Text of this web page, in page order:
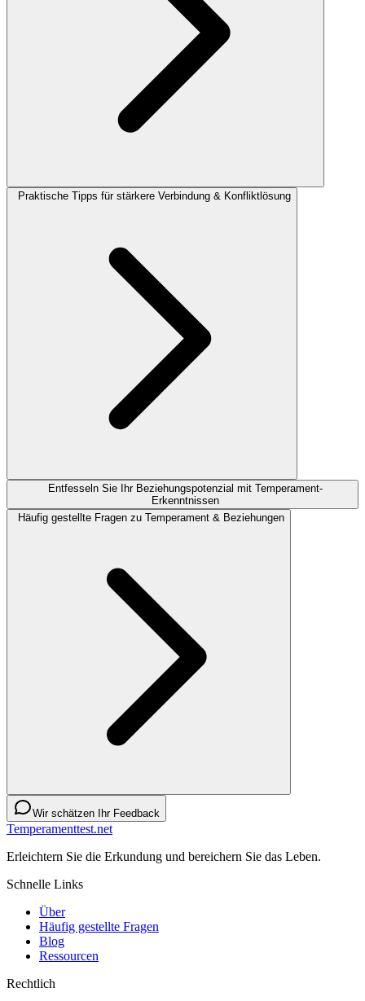
Praktische Tipps für stärkere Verbindung & Konfliktlösung
Entfesseln Sie Ihr Beziehungspotenzial mit Temperament-
Erkenntnissen
Häufig gestellte Fragen zu Temperament & Beziehungen
Wir schätzen Ihr Feedback
Temperamenttest.net
Erleichtern Sie die Erkundung und bereichern Sie das Leben.
Schnelle Links
Über
Häufig gestellte Fragen
Blog
Ressourcen
Rechtlich